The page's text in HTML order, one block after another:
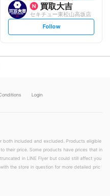
買取大吉
セキチュー東松山高坂店
s
t
Follow
Login
both included and excluded. Products eligible
their price. Some products have prices that in
in LINE Flyer but could still affect you
the store in question for more detailed pric